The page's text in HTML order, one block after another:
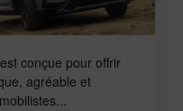
conçue pour offrir
agréable et